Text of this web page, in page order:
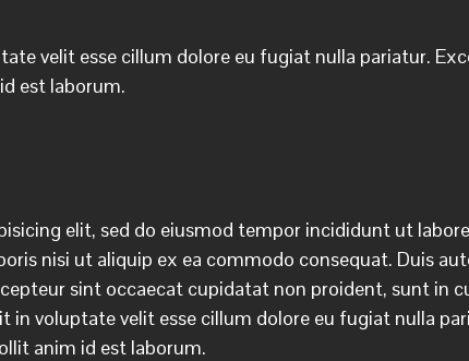
velit esse cillum dolore eu fugiat nulla pariatur.
est laborum.
elit, sed do eiusmod tempor incididunt ut
nisi ut aliquip ex ea commodo consequat. Duis
sint occaecat cupidatat non proident, sunt in
in voluptate velit esse cillum dolore eu fugiat nulla
anim id est laborum.